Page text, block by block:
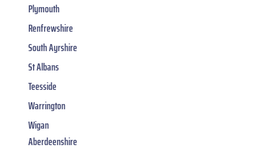
Plymouth
Renfrewshire
South Ayrshire
St Albans
Teesside
Warrington
Wigan
Aberdeenshire